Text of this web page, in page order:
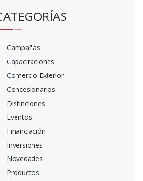
Campañas
Capacitaciones
Comercio Exterior
Concesionarios
Distinciones
Eventos
Financiación
Inversiones
Novedades
Productos